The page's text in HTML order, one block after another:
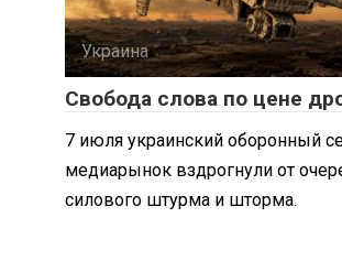
Украина
Свобода слова по цене
7 июля украинский оборонный
медиарынок вздрогнули от
силового штурма и шторма.